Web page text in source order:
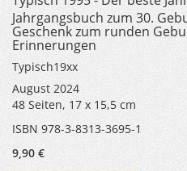
Jahrgangsbuch zum 30.
Geschenk zum runden
Erinnerungen
Typisch19xx
August 2024
48 Seiten, 17 x 15,5 cm
ISBN 978-3-8313-3695-1
9,90 €